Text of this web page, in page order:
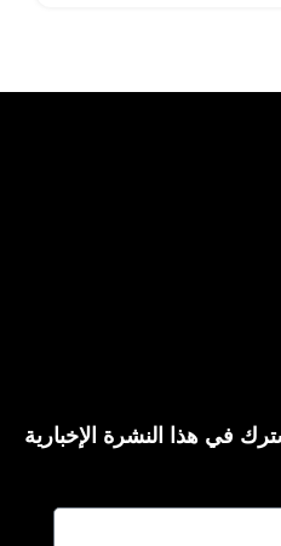
في هذا النشرة الإخبارية